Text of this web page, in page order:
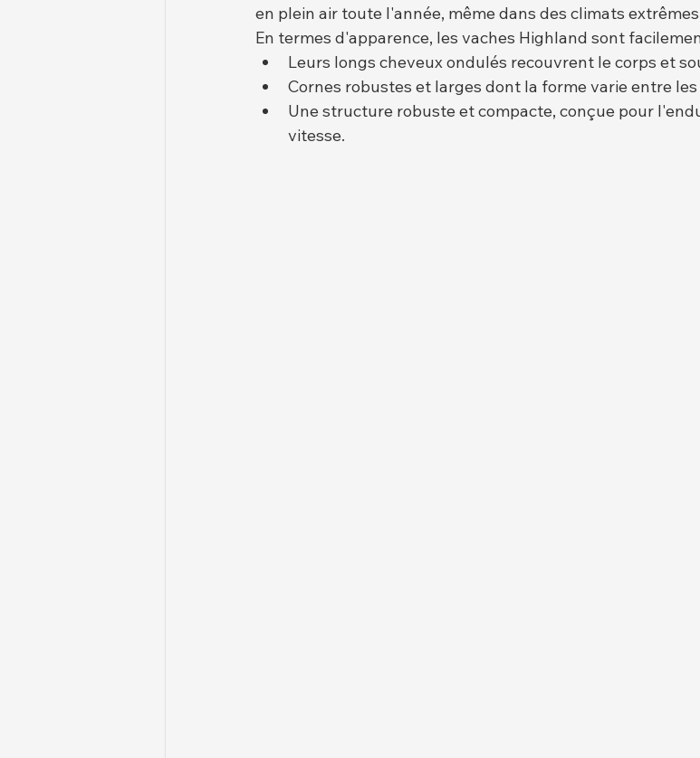
en plein air toute l'année, même dans des climats
En termes d'apparence, les vaches Highland sont
Leurs longs cheveux ondulés recouvrent le corps et
Cornes robustes et larges dont la forme varie entre
Une structure robuste et compacte, conçue pour
vitesse.